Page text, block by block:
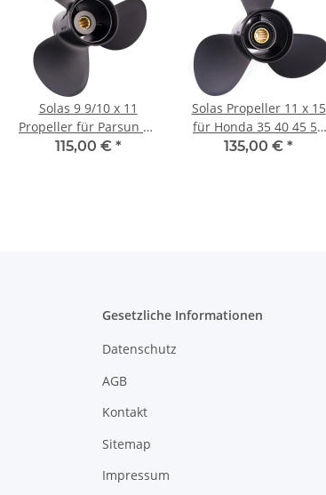
Solas 9 9/10 x 11
Propeller für Parsun 20
- 30 PS 3 Blatt mit 10
115,00 € *
Solas Propeller 11 x 15
für Honda 35 40 45 50
60 PS 3-Blatt 13 Zähne
135,00 € *
Gesetzliche Informationen
Datenschutz
AGB
Kontakt
Sitemap
Impressum